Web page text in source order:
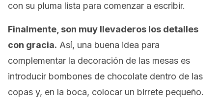
con su pluma lista para comenzar a escribir.
Finalmente, son muy llevaderos los detalles
con gracia. Así, una buena idea para
complementar la decoración de las mesas es
introducir bombones de chocolate dentro de las
copas y, en la boca, colocar un birrete pequeño.